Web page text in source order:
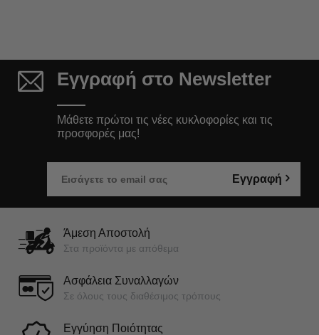
Εγγραφή στο Newsletter
Μάθετε πρώτοι τις νέες κυκλοφορίες και τις
προσφορές μας!
Εγγραφή
Άμεση Αποστολή
Στα προϊόντα με απόθεμα
Ασφάλεια Συναλλαγών
Σε όλους τους διαθέσιμος τρόπους
Εγγύηση Ποιότητας